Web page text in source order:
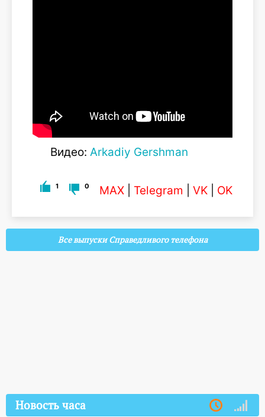
Видео: Arkadiy Gershman
1 0 MAX Telegram VK OK
Все выпуски Справедливого телефона
Новость часа